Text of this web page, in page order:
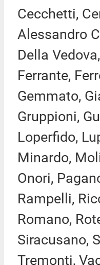
Cecchetti,
Alessandro
Della
Ferrante,
Gemmato,
Gruppioni,
Loperfido,
Minardo,
Onori,
Rampelli,
Romano,
Siracusano,
Tremonti,